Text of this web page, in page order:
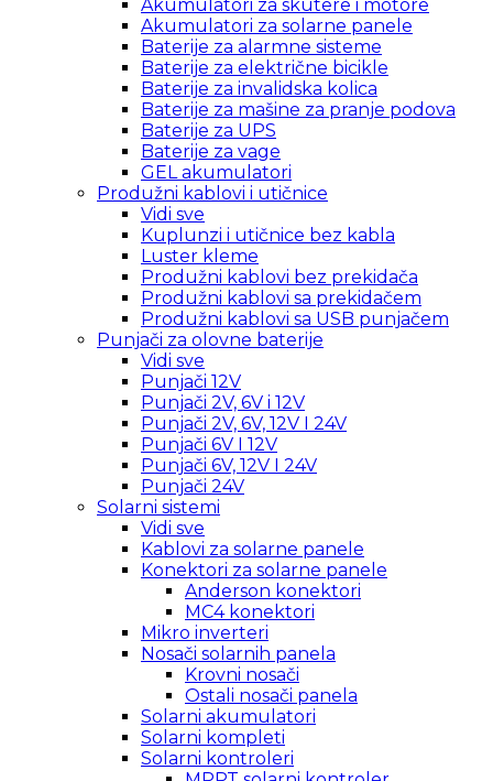
Akumulatori za skutere i motore
Akumulatori za solarne panele
Baterije za alarmne sisteme
Baterije za električne bicikle
Baterije za invalidska kolica
Baterije za mašine za pranje podova
Baterije za UPS
Baterije za vage
GEL akumulatori
Produžni kablovi i utičnice
Vidi sve
Kuplunzi i utičnice bez kabla
Luster kleme
Produžni kablovi bez prekidača
Produžni kablovi sa prekidačem
Produžni kablovi sa USB punjačem
Punjači za olovne baterije
Vidi sve
Punjači 12V
Punjači 2V, 6V i 12V
Punjači 2V, 6V, 12V I 24V
Punjači 6V I 12V
Punjači 6V, 12V I 24V
Punjači 24V
Solarni sistemi
Vidi sve
Kablovi za solarne panele
Konektori za solarne panele
Anderson konektori
MC4 konektori
Mikro inverteri
Nosači solarnih panela
Krovni nosači
Ostali nosači panela
Solarni akumulatori
Solarni kompleti
Solarni kontroleri